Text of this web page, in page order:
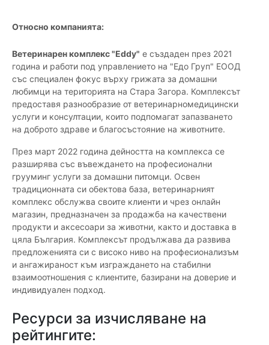
Относно компанията:
Ветеринарен комплекс "Eddy" е създаден през 2021
година и работи под управлението на "Едо Груп" ЕООД
със специален фокус върху грижата за домашни
любимци на територията на Стара Загора. Комплексът
предоставя разнообразие от ветеринарномедицински
услуги и консултации, които подпомагат запазването
на доброто здраве и благосъстояние на животните.
През март 2022 година дейността на комплекса се
разширява със въвеждането на професионални
грууминг услуги за домашни питомци. Освен
традиционната си обектова база, ветеринарният
комплекс обслужва своите клиенти и чрез онлайн
магазин, предназначен за продажба на качествени
продукти и аксесоари за животни, както и доставка в
цяла България. Комплексът продължава да развива
предложенията си с високо ниво на професионализъм
и ангажираност към изграждането на стабилни
взаимоотношения с клиентите, базирани на доверие и
индивидуален подход.
Ресурси за изчисляване на
рейтингите: